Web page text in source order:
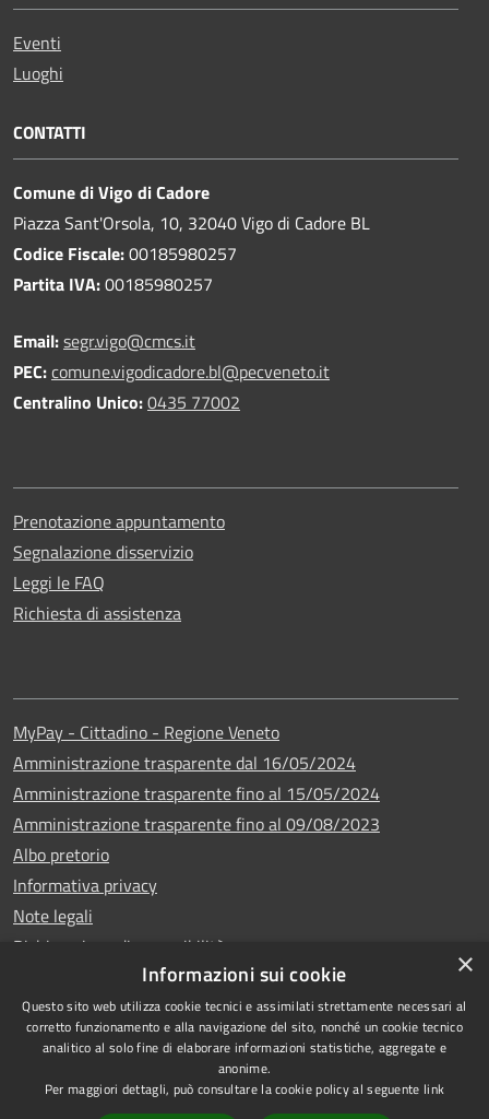
Eventi
Luoghi
CONTATTI
Comune di Vigo di Cadore
Piazza Sant'Orsola, 10, 32040 Vigo di Cadore BL
Codice Fiscale:00185980257
Partita IVA:00185980257
Email:segr.vigo@cmcs.it
PEC:comune.vigodicadore.bl@pecveneto.it
Centralino Unico:0435 77002
Prenotazione appuntamento
Segnalazione disservizio
Leggi le FAQ
Richiesta di assistenza
MyPay - Cittadino - Regione Veneto
Amministrazione trasparente dal 16/05/2024
Amministrazione trasparente fino al 15/05/2024
Amministrazione trasparente fino al 09/08/2023
Albo pretorio
Informativa privacy
Note legali
Dichiarazione di accessibilità
RSS
Accessibilità
Copyright © 2024
•Comune di Vigo di
×
Informazioni sui cookie
Questo sito web utilizza cookie tecnici e assimilati strettamente necessari al
corretto funzionamento e alla navigazione del sito, nonché un cookie tecnico
analitico al solo fine di elaborare informazioni statistiche, aggregate e
anonime.
Per maggiori dettagli, può consultare la cookie policy al seguente link